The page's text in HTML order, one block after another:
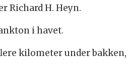
Richard H. Heyn.
i havet.
kilometer under bakken,